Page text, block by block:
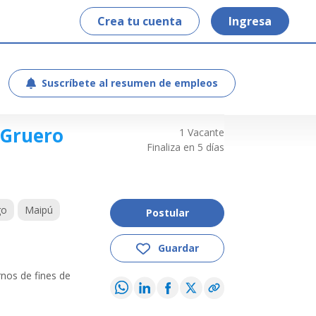
Crea tu cuenta Ingresa
Suscríbete al resumen de empleos
1 Vacante
Finaliza en 5 días
Maipú
de fines de
Postular